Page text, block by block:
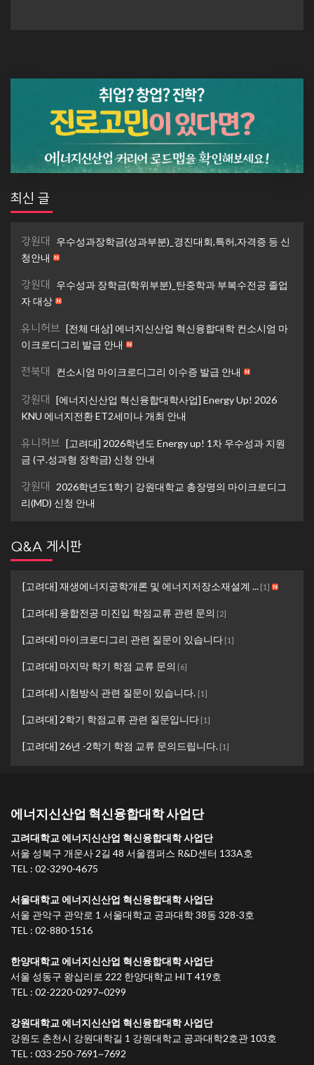
최신 글
강원대
우수성과장학금(성과부분)_경진대회,특허,자격증 등 신
청안내
강원대
우수성과 장학금(학위부분)_탄중학과 부복수전공 졸업
자 대상
유니허브 [전체 대상] 에너지신산업 혁신융합대학 컨소시엄 마
이크로디그리 발급 안내
전북대 컨소시엄 마이크로디그리 이수증 발급 안내
강원대 [에너지신산업 혁신융합대학사업] Energy Up! 2026
KNU 에너지전환 ET2세미나 개최 안내
유니허브 [고려대] 2026학년도 Energy up! 1차 우수성과 지원
금 (구.성과형 장학금) 신청 안내
강원대
2026학년도1학기 강원대학교 총장명의 마이크로디그
리(MD) 신청 안내
Q&A 게시판
[고려대] 재생에너지공학개론 및 에너지저장소재설계 ... [1]
[고려대] 융합전공 미진입 학점교류 관련 문의 [2]
[고려대] 마이크로디그리 관련 질문이 있습니다 [1]
[고려대] 마지막 학기 학점 교류 문의 [6]
[고려대] 시험방식 관련 질문이 있습니다. [1]
[고려대] 2학기 학점교류 관련 질문입니다 [1]
[고려대] 26년 -2학기 학점 교류 문의드립니다. [1]
에너지신산업 혁신융합대학 사업단
고려대학교 에너지신산업 혁신융합대학 사업단
서울 성북구 개운사 2길 48 서울캠퍼스 R&D센터 133A호
TEL : 02-3290-4675
서울대학교 에너지신산업 혁신융합대학 사업단
서울 관악구 관악로 1 서울대학교 공과대학 38동 328-3호
TEL : 02-880-1516
한양대학교 에너지신산업 혁신융합대학 사업단
서울 성동구 왕십리로 222 한양대학교 HIT 419호
TEL : 02-2220-0297~0299
강원대학교 에너지신산업 혁신융합대학 사업단
강원도 춘천시 강원대학길 1 강원대학교 공과대학2호관 103호
TEL : 033-250-7691~7692